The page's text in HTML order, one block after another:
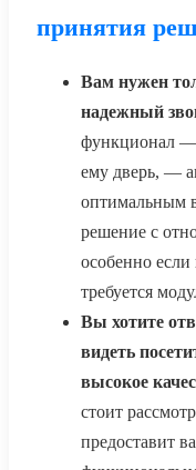
принятия
Вам нужен
надежный
функционал —
ему дверь, —
оптимальным
решение с
особенно если
требуется
Вы хотите
видеть
высокое
стоит
предоставит